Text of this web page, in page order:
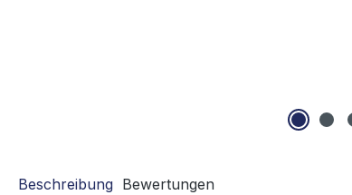
Beschreibung Bewertungen